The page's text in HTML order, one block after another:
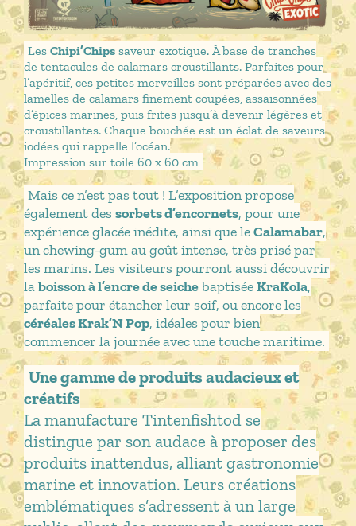
Les Chipi’Chipssaveur exotique. À base de tranches
de tentacules de calamars croustillants. Parfaites pour
l’apéritif, ces petites merveilles sont préparées avec des
lamelles de calamars finement coupées, assaisonnées
d’épices marines, puis frites jusqu’à devenir légères et
croustillantes. Chaque bouchée est un éclat de saveurs
iodées qui rappelle l’océan.
Impression sur toile 60 x 60 cm
Mais ce n’est pas tout ! L’exposition propose
également dessorbets d’encornets, pour une
expérience glacée inédite, ainsi que leCalamabar,
un chewing-gum au goût intense, très prisé par
les marins. Les visiteurs pourront aussi découvrir
laboisson à l’encre de seichebaptiséeKraKola,
parfaite pour étancher leur soif, ou encore les
céréales Krak’N Pop, idéales pour bien
commencer la journée avec une touche maritime.
Une gamme de produits audacieux et
créatifs
La manufacture Tintenfishtod se
distingue par son audace à proposer des
produits inattendus, alliant gastronomie
marine et innovation. Leurs créations
emblématiques s’adressent à un large